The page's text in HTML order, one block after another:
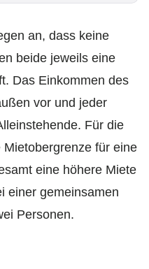
an, dass keine
beide jeweils eine
Das Einkommen des
vor und jeder
Für die
für eine
eine höhere Miete
einer gemeinsamen
Personen.